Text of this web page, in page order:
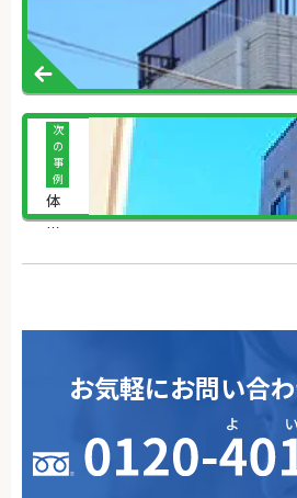
次
の
事
例
体
験
た
が
動
お気軽にお問い合